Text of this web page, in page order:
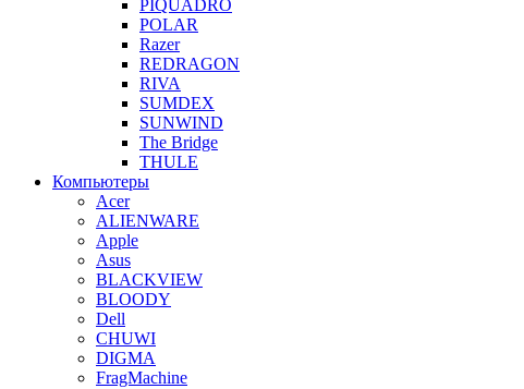
PIQUADRO
POLAR
Razer
REDRAGON
RIVA
SUMDEX
SUNWIND
The Bridge
THULE
Компьютеры
Acer
ALIENWARE
Apple
Asus
BLACKVIEW
BLOODY
Dell
CHUWI
DIGMA
FragMachine